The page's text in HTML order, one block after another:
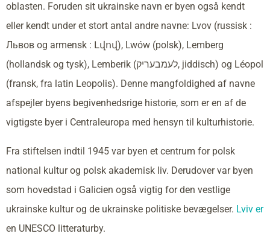
oblasten. Foruden sit ukrainske navn er byen også kendt
eller kendt under et stort antal andre navne: Lvov (russisk :
Львов og armensk : Լվով), Lwów (polsk), Lemberg
(hollandsk og tysk), Lemberik (לעמבעריק, jiddisch) og Léopol
(fransk, fra latin Leopolis). Denne mangfoldighed af navne
afspejler byens begivenhedsrige historie, som er en af de
vigtigste byer i Centraleuropa med hensyn til kulturhistorie.
Fra stiftelsen indtil 1945 var byen et centrum for polsk
national kultur og polsk akademisk liv. Derudover var byen
som hovedstad i Galicien også vigtig for den vestlige
ukrainske kultur og de ukrainske politiske bevægelser. Lviv er
en UNESCO litteraturby.